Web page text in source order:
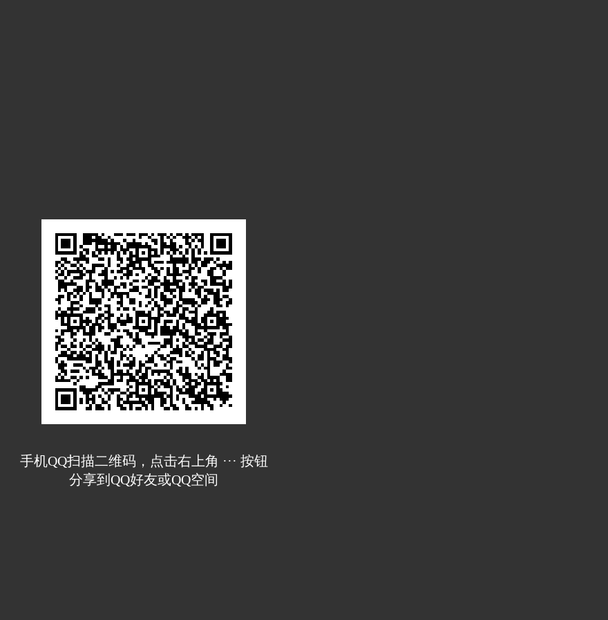
手机QQ扫描二维码，点击右上角 ··· 按钮
分享到QQ好友或QQ空间